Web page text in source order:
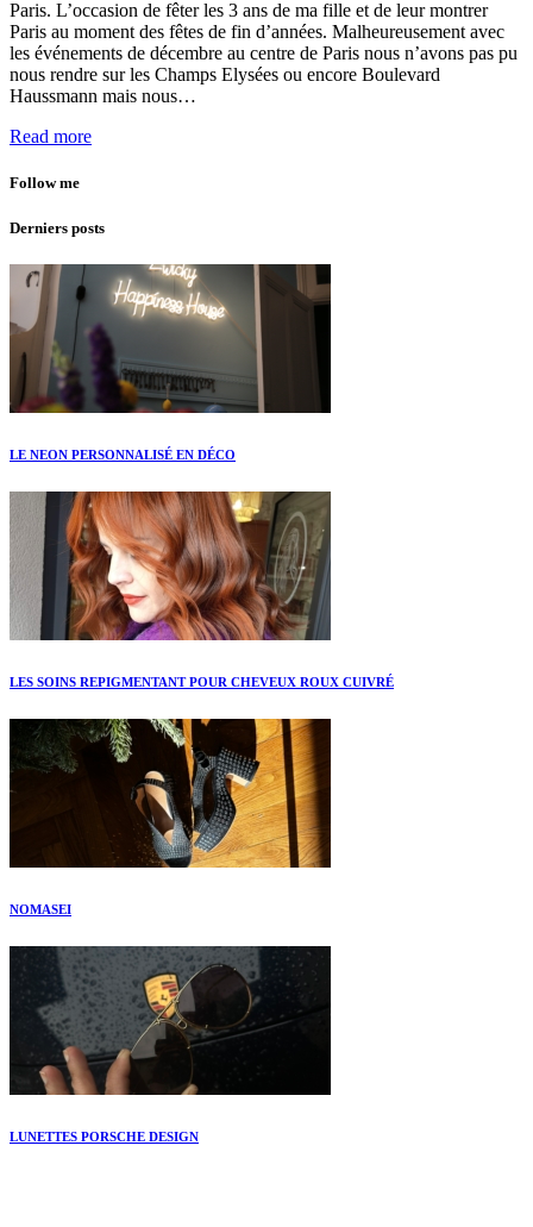
Paris. L’occasion de fêter les 3 ans de ma fille et de leur montrer
Paris au moment des fêtes de fin d’années. Malheureusement avec
les événements de décembre au centre de Paris nous n’avons pas pu
nous rendre sur les Champs Elysées ou encore Boulevard
Haussmann mais nous…
Read more
Follow me
Derniers posts
LE NEON PERSONNALISÉ EN DÉCO
LES SOINS REPIGMENTANT POUR CHEVEUX ROUX CUIVRÉ
NOMASEI
LUNETTES PORSCHE DESIGN